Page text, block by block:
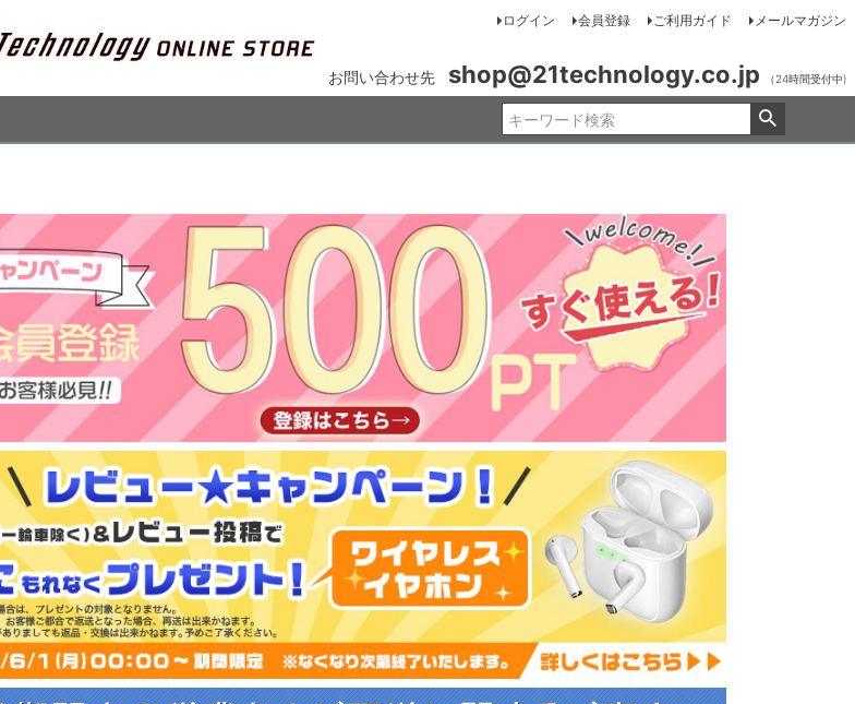
ログイン 会員登録 ご利用ガイド メールマガジン
お問い合わせ先 shop@21technology.co.jp （24時間受付中)
〜
動キックボード
スポーツバイク